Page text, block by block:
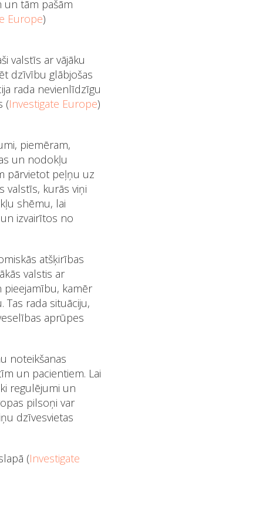
un tām pašām
Europe)​​
valstīs ar vājāku
dzīvību glābjošas
rada nevienlīdzīgu
(Investigate Europe)​​
piemēram,
un nodokļu
pārvietot peļņu uz
valstīs, kurās viņi
shēmu, lai
izvairītos no
atšķirības
valstis ar
pieejamību, kamēr
Tas rada situāciju,
aprūpes
noteikšanas
un pacientiem. Lai
regulējumi un
pilsoņi var
dzīvesvietas
(Investigate